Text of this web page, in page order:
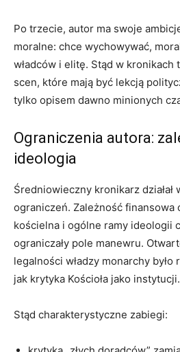
Po trzecie, autor ma swoje
moralne: chce wychowywać,
władców i elitę. Stąd w kronikach
scen, które mają być lekcją
tylko opisem dawno minionych
Ograniczenia autora:
ideologia
Średniowieczny kronikarz działał
ograniczeń. Zależność finansowa
kościelna i ogólne ramy ideologii
ograniczały pole manewru.
legalności władzy monarchy
jak krytyka Kościoła jako instytucji.
Stąd charakterystyczne zabiegi: